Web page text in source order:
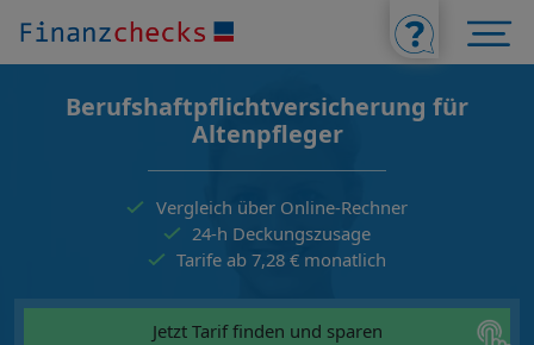
Berufshaftpflichtversicherung für
Altenpfleger
Vergleich über Online-Rechner
24-h Deckungszusage
Tarife ab 7,28 € monatlich
Jetzt Tarif finden und sparen